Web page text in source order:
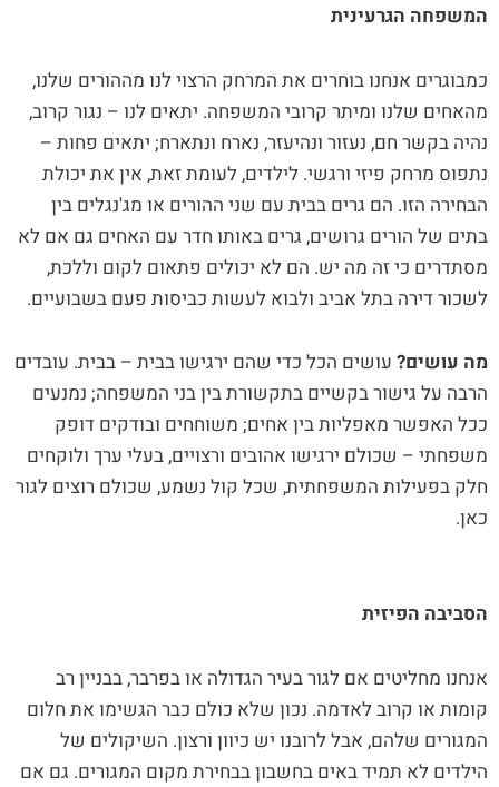
המשפחה הגרעינית
כמבוגרים אנחנו בוחרים את המרחק הרצוי לנו מההורים שלנו,
מהאחים שלנו ומיתר קרובי המשפחה. יתאים לנו – נגור קרוב,
נהיה בקשר חם, נעזור ונהיעזר, נארח ונתארח; יתאים פחות –
נתפוס מרחק פיזי ורגשי. לילדים, לעומת זאת, אין את יכולת
הבחירה הזו. הם גרים בבית עם שני ההורים או מג'נגלים בין
בתים של הורים גרושים, גרים באותו חדר עם האחים גם אם לא
מסתדרים כי זה מה יש. הם לא יכולים פתאום לקום וללכת,
לשכור דירה בתל אביב ולבוא לעשות כביסות פעם בשבועיים.
מה עושים? עושים הכל כדי שהם ירגישו בבית – בבית. עובדים
הרבה על גישור בקשיים בתקשורת בין בני המשפחה; נמנעים
ככל האפשר מאפליות בין אחים; משוחחים ובודקים דופק
משפחתי – שכולם ירגישו אהובים ורצויים, בעלי ערך ולוקחים
חלק בפעילות המשפחתית, שכל קול נשמע, שכולם רוצים לגור
כאן.
הסביבה הפיזית
אנחנו מחליטים אם לגור בעיר הגדולה או בפרבר, בבניין רב
קומות או קרוב לאדמה. נכון שלא כולם כבר הגשימו את חלום
המגורים שלהם, אבל לרובנו יש כיוון ורצון. השיקולים של
הילדים לא תמיד באים בחשבון בבחירת מקום המגורים. גם אם